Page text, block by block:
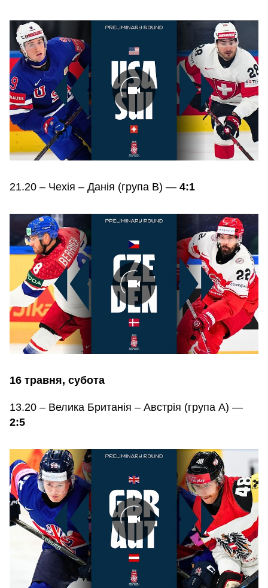
21.20 – Чехія – Данія (група В) — 4:1
16 травня, субота
13.20 – Велика Британія – Австрія (група А) —
2:5